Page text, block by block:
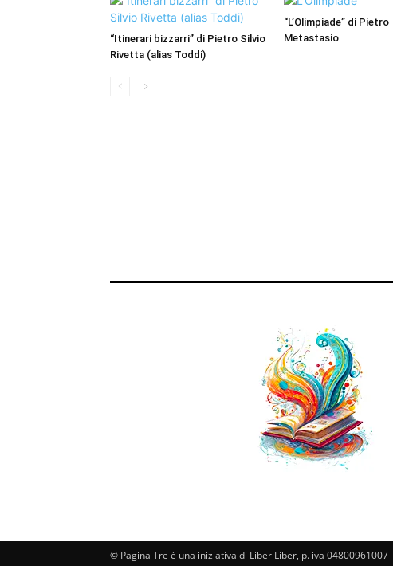
“Itinerari bizzarri” di Pietro Silvio
Rivetta (alias Toddi)
“L’Olimpiade” di Pietro
Metastasio
© Pagina Tre è una iniziativa di Liber Liber, p. iva 04800961007